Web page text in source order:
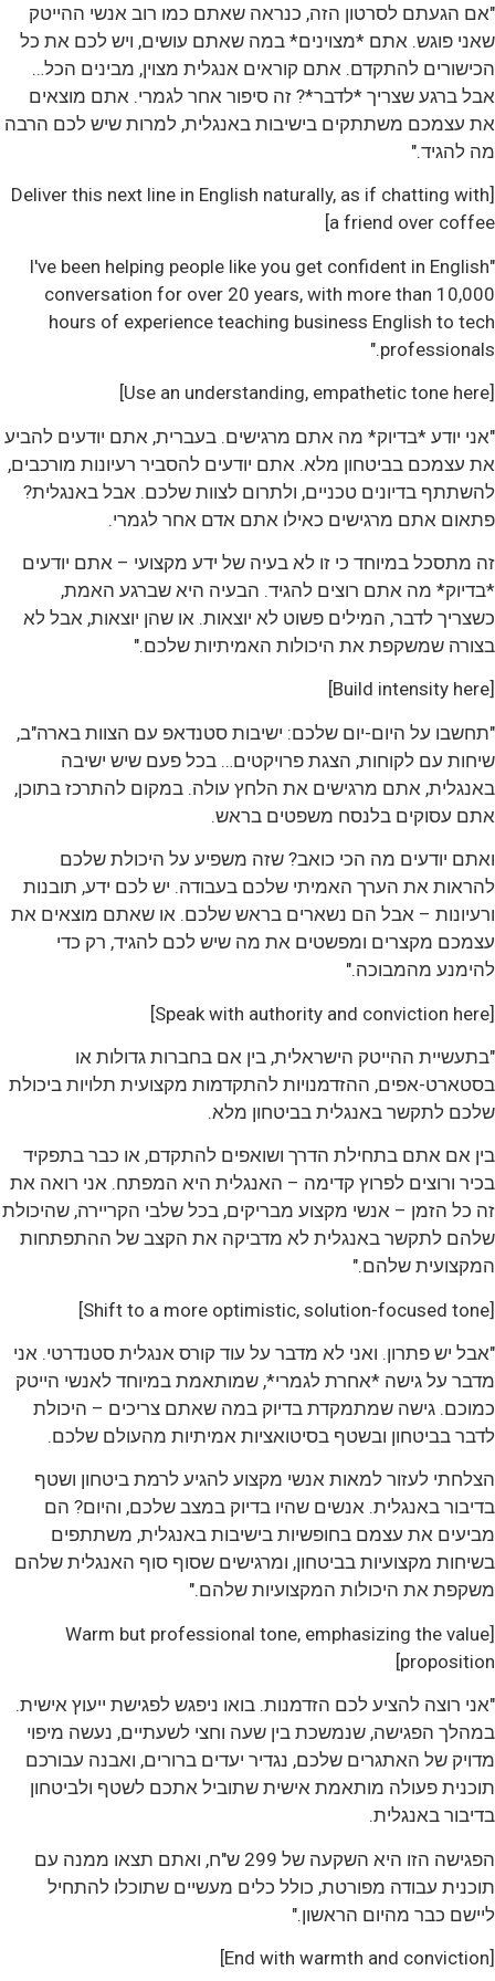
"אם הגעתם לסרטון הזה, כנראה שאתם כמו רוב אנשי ההייטק
שאני פוגש. אתם *מצוינים* במה שאתם עושים, ויש לכם את כל
הכישורים להתקדם. אתם קוראים אנגלית מצוין, מבינים הכל…
אבל ברגע שצריך *לדבר*? זה סיפור אחר לגמרי. אתם מוצאים
את עצמכם משתתקים בישיבות באנגלית, למרות שיש לכם הרבה
מה להגיד."
[Deliver this next line in English naturally, as if chatting with
a friend over coffee]
"I've been helping people like you get confident in English
conversation for over 20 years, with more than 10,000
hours of experience teaching business English to tech
professionals."
[Use an understanding, empathetic tone here]
"אני יודע *בדיוק* מה אתם מרגישים. בעברית, אתם יודעים להביע
את עצמכם בביטחון מלא. אתם יודעים להסביר רעיונות מורכבים,
להשתתף בדיונים טכניים, ולתרום לצוות שלכם. אבל באנגלית?
פתאום אתם מרגישים כאילו אתם אדם אחר לגמרי.
זה מתסכל במיוחד כי זו לא בעיה של ידע מקצועי – אתם יודעים
*בדיוק* מה אתם רוצים להגיד. הבעיה היא שברגע האמת,
כשצריך לדבר, המילים פשוט לא יוצאות. או שהן יוצאות, אבל לא
בצורה שמשקפת את היכולות האמיתיות שלכם."
[Build intensity here]
"תחשבו על היום-יום שלכם: ישיבות סטנדאפ עם הצוות בארה"ב,
שיחות עם לקוחות, הצגת פרויקטים… בכל פעם שיש ישיבה
באנגלית, אתם מרגישים את הלחץ עולה. במקום להתרכז בתוכן,
אתם עסוקים בלנסח משפטים בראש.
ואתם יודעים מה הכי כואב? שזה משפיע על היכולת שלכם
להראות את הערך האמיתי שלכם בעבודה. יש לכם ידע, תובנות
ורעיונות – אבל הם נשארים בראש שלכם. או שאתם מוצאים את
עצמכם מקצרים ומפשטים את מה שיש לכם להגיד, רק כדי
להימנע מהמבוכה."
[Speak with authority and conviction here]
"בתעשיית ההייטק הישראלית, בין אם בחברות גדולות או
בסטארט-אפים, ההזדמנויות להתקדמות מקצועית תלויות ביכולת
שלכם לתקשר באנגלית בביטחון מלא.
בין אם אתם בתחילת הדרך ושואפים להתקדם, או כבר בתפקיד
בכיר ורוצים לפרוץ קדימה – האנגלית היא המפתח. אני רואה את
זה כל הזמן – אנשי מקצוע מבריקים, בכל שלבי הקריירה, שהיכולת
שלהם לתקשר באנגלית לא מדביקה את הקצב של ההתפתחות
המקצועית שלהם."
[Shift to a more optimistic, solution-focused tone]
"אבל יש פתרון. ואני לא מדבר על עוד קורס אנגלית סטנדרטי. אני
מדבר על גישה *אחרת לגמרי*, שמותאמת במיוחד לאנשי הייטק
כמוכם. גישה שמתמקדת בדיוק במה שאתם צריכים – היכולת
לדבר בביטחון ובשטף בסיטואציות אמיתיות מהעולם שלכם.
הצלחתי לעזור למאות אנשי מקצוע להגיע לרמת ביטחון ושטף
בדיבור באנגלית. אנשים שהיו בדיוק במצב שלכם, והיום? הם
מביעים את עצמם בחופשיות בישיבות באנגלית, משתתפים
בשיחות מקצועיות בביטחון, ומרגישים שסוף סוף האנגלית שלהם
משקפת את היכולות המקצועיות שלהם."
[Warm but professional tone, emphasizing the value
proposition]
"אני רוצה להציע לכם הזדמנות. בואו ניפגש לפגישת ייעוץ אישית.
במהלך הפגישה, שנמשכת בין שעה וחצי לשעתיים, נעשה מיפוי
מדויק של האתגרים שלכם, נגדיר יעדים ברורים, ואבנה עבורכם
תוכנית פעולה מותאמת אישית שתוביל אתכם לשטף ולביטחון
בדיבור באנגלית.
הפגישה הזו היא השקעה של 299 ש"ח, ואתם תצאו ממנה עם
תוכנית עבודה מפורטת, כולל כלים מעשיים שתוכלו להתחיל
ליישם כבר מהיום הראשון."
[End with warmth and conviction]